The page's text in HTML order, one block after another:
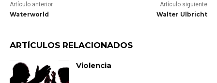
Artículo anterior
Waterworld
Artículo siguiente
Walter Ulbricht
ARTÍCULOS RELACIONADOS
Violencia